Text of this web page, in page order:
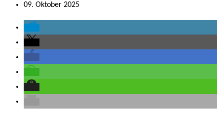
09. Oktober 2025